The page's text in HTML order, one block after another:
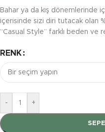
Bahar ya da kış dönemlerinde
içerisinde sizi diri tutacak olan
“Casual Style” farklı beden ve
RENK
- +